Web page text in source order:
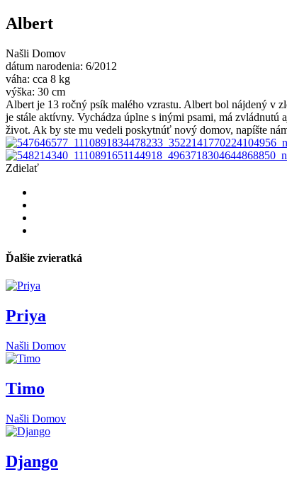
Albert
Našli Domov
dátum narodenia: 6/2012
váha: cca 8 kg
výška: 30 cm
Albert je 13 ročný psík malého vzrastu. Albert bol nájdený v
je stále aktívny. Vychádza úplne s inými psami, má
život. Ak by ste mu vedeli poskytnúť nový domov, napíšte
Zdielať
Ďalšie zvieratká
Priya
Našli Domov
Timo
Našli Domov
Django